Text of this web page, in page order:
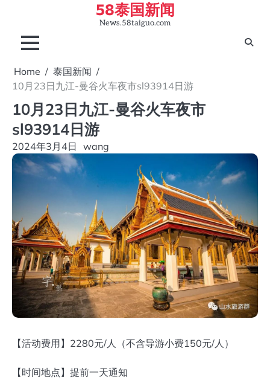
content
58泰国新闻
News.58taiguo.com
Home
泰国新闻
10月23日九江-曼谷火车夜市sl93914日游
10月23日九江-曼谷火车夜市
sl93914日游
2024年3月4日 wang
【活动费用】2280元/人（不含导游小费150元/人）
【时间地点】提前一天通知